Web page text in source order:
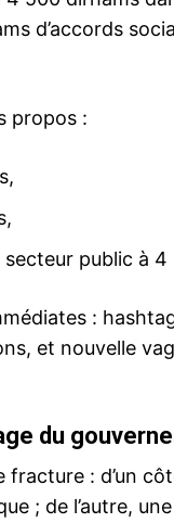
de
MAINTENANT
d’accords
propos :
public à 4
:
et nouvelle
du
: d’un
; de l’autre,